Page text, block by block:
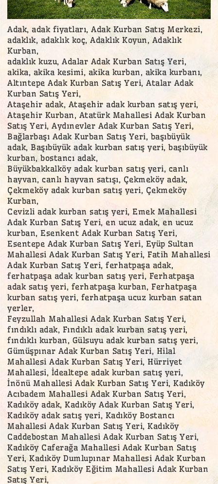
Adak, adak fiyatları, Adak Kurban Satış Merkezi,
adaklık, adaklık koç, Adaklık Koyun, Adaklık
Kurban,
adaklık kuzu, Adalar Adak Kurban Satış Yeri,
akika, akika kesimi, akika kurban, akika kurbanı,
Altıntepe Adak Kurban Satış Yeri, Atalar Adak
Kurban Satış Yeri,
Ataşehir adak, Ataşehir adak kurban satış yeri,
Ataşehir Kurban, Atatürk Mahallesi Adak Kurban
Satış Yeri, Aydınevler Adak Kurban Satış Yeri,
Bağlarbaşı Adak Kurban Satış Yeri, başıbüyük
adak, Başıbüyük adak kurban satış yeri, başıbüyük
kurban, bostancı adak,
Büyükbakkalköy adak kurban satış yeri, canlı
hayvan, canlı hayvan satışı, Çekmeköy adak,
Çekmeköy adak kurban satış yeri, Çekmeköy
Kurban,
Cevizli adak kurban satış yeri, Emek Mahallesi
Adak Kurban Satış Yeri, en ucuz adak, en ucuz
kurban, Esenkent Adak Kurban Satış Yeri,
Esentepe Adak Kurban Satış Yeri, Eyüp Sultan
Mahallesi Adak Kurban Satış Yeri, Fatih Mahallesi
Adak Kurban Satış Yeri, ferhatpaşa adak,
ferhatpaşa adak kurban satış yeri, Ferhatpaşa
adak satış yeri, ferhatpaşa kurban, Ferhatpaşa
kurban satış yeri, ferhatpaşa ucuz kurban satan
yerler,
Feyzullah Mahallesi Adak Kurban Satış Yeri,
fındıklı adak, Fındıklı adak kurban satış yeri,
fındıklı kurban, Gülsuyu adak kurban satış yeri,
Gümüşpınar Adak Kurban Satış Yeri, Hilal
Mahallesi Adak Kurban Satış Yeri, Hürriyet
Mahallesi, İdealtepe adak kurban satış yeri,
İnönü Mahallesi Adak Kurban Satış Yeri, Kadıköy
Acıbadem Mahallesi Adak Kurban Satış Yeri,
Kadıköy adak, Kadıköy Adak Kurban Satış Yeri,
Kadıköy adak satış yeri, Kadıköy Bostancı
Mahallesi Adak Kurban Satış Yeri, Kadıköy
Caddebostan Mahallesi Adak Kurban Satış Yeri,
Kadıköy Caferağa Mahallesi Adak Kurban Satış
Yeri, Kadıköy Dumlupınar Mahallesi Adak Kurban
Satış Yeri, Kadıköy Eğitim Mahallesi Adak Kurban
Satış Yeri,